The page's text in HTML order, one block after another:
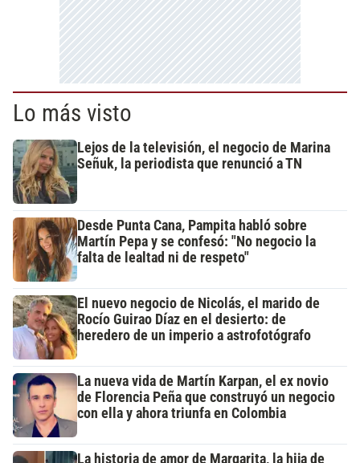
Lo más visto
Lejos de la televisión, el negocio de Marina
Señuk, la periodista que renunció a TN
Desde Punta Cana, Pampita habló sobre
Martín Pepa y se confesó: "No negocio la
falta de lealtad ni de respeto"
El nuevo negocio de Nicolás, el marido de
Rocío Guirao Díaz en el desierto: de
heredero de un imperio a astrofotógrafo
La nueva vida de Martín Karpan, el ex novio
de Florencia Peña que construyó un negocio
con ella y ahora triunfa en Colombia
La historia de amor de Margarita, la hija de